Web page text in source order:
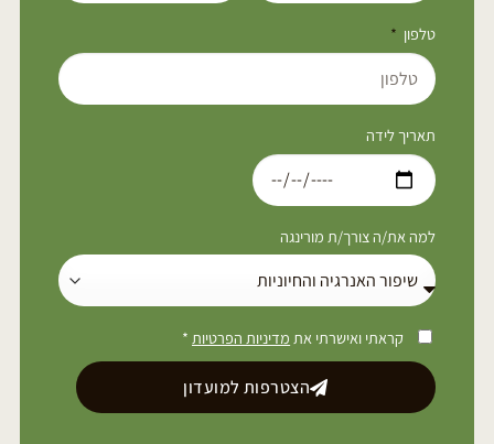
טלפון
תאריך לידה
למה את/ה צורך/ת מורינגה
קראתי ואישרתי את מדיניות הפרטיות*
הצטרפות למועדון